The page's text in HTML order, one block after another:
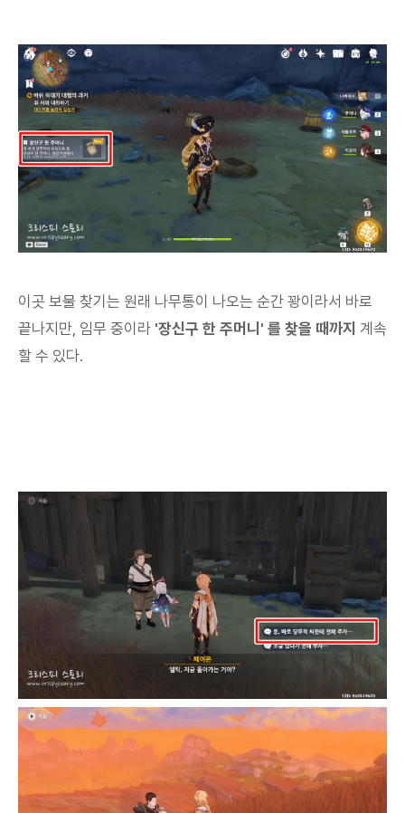
이곳 보물 찾기는 원래 나무통이 나오는 순간 꽝이라서 바로
끝나지만, 임무 중이라 '장신구 한 주머니' 를 찾을 때까지 계속
할 수 있다.